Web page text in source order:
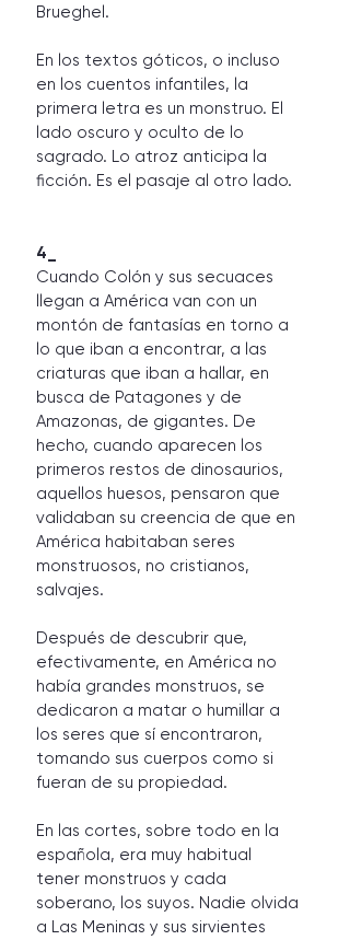
Brueghel.
En los textos góticos, o incluso
en los cuentos infantiles, la
primera letra es un monstruo. El
lado oscuro y oculto de lo
sagrado. Lo atroz anticipa la
ficción. Es el pasaje al otro lado.
4_
Cuando Colón y sus secuaces
llegan a América van con un
montón de fantasías en torno a
lo que iban a encontrar, a las
criaturas que iban a hallar, en
busca de Patagones y de
Amazonas, de gigantes. De
hecho, cuando aparecen los
primeros restos de dinosaurios,
aquellos huesos, pensaron que
validaban su creencia de que en
América habitaban seres
monstruosos, no cristianos,
salvajes.
Después de descubrir que,
efectivamente, en América no
había grandes monstruos, se
dedicaron a matar o humillar a
los seres que sí encontraron,
tomando sus cuerpos como si
fueran de su propiedad.
En las cortes, sobre todo en la
española, era muy habitual
tener monstruos y cada
soberano, los suyos. Nadie olvida
a Las Meninas y sus sirvientes